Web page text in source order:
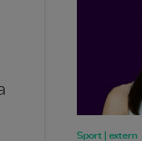
Sport | extern